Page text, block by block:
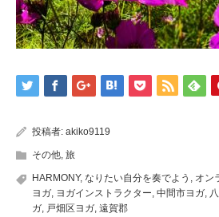
投稿者: akiko9119
その他 旅
HARMONY, なりたい自分を奏でよう オン
ヨガ ヨガインストラクター 中間市ヨガ
ガ 戸畑区ヨガ 遠賀郡